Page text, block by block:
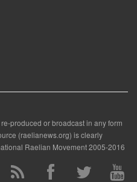
produced or broadcast in any form
(raelianews.org) is clearly
Raelian Movement 2005-2016